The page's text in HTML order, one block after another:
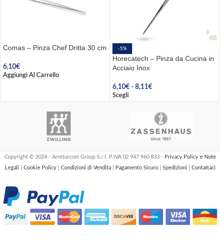
Comas – Pinza Chef Dritta 30 cm
6,10€
Aggiungi Al Carrello
-5%
Horecatech – Pinza da Cucina in
Acciaio Inox
6,10€ - 8,11€
Scegli
Copyright © 2024 - Arreturcom Group S.r.l. P.IVA 02 947 960 833 - Privacy Policy e Note
Legali
Cookie Policy Condizioni di Vendita Pagamento Sicuro Spedizioni Contattaci